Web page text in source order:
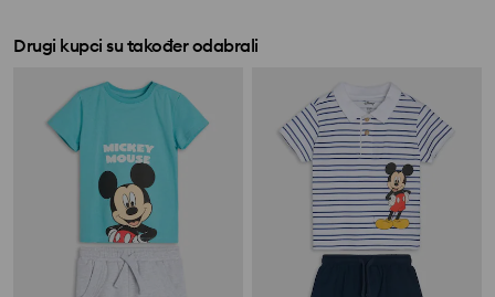
Drugi kupci su također odabrali